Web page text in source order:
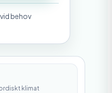
behov
klimat